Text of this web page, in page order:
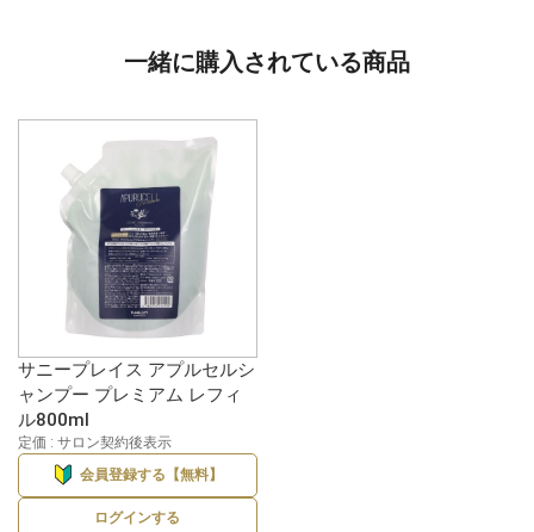
一緒に購入されている商品
サニープレイス アプルセルシ
ャンプー プレミアム レフィ
ル800ml
定価 : サロン契約後表示
会員登録する【無料】
ログインする